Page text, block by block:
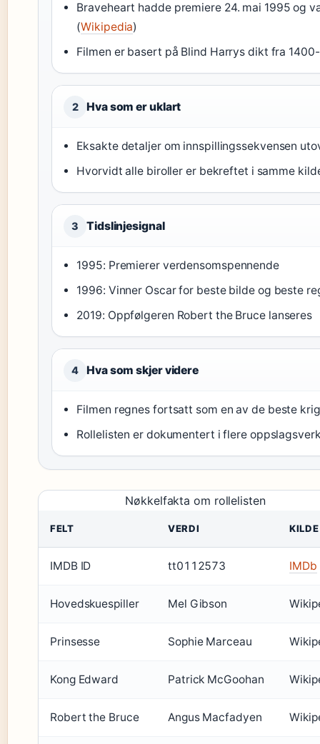
Braveheart hadde premiere 24. mai 1995 og
(Wikipedia)
Filmen er basert på Blind Harrys dikt fra
2 Hva som er uklart
Eksakte detaljer om innspillingssekvensen
Hvorvidt alle biroller er bekreftet i samme
3 Tidslinjesignal
1995: Premierer verdensomspennende
1996: Vinner Oscar for beste bilde og beste
2019: Oppfølgeren Robert the Bruce lanseres
4 Hva som skjer videre
Filmen regnes fortsatt som en av de beste
Rollelisten er dokumentert i flere
Nøkkelfakta om rollelisten
FELT VERDI KILDE
IMDB ID tt0112573 IMDb
Hovedskuespiller Mel Gibson
Prinsesse Sophie Marceau
Kong Edward Patrick McGoohan
Robert the Bruce Angus Macfadyen